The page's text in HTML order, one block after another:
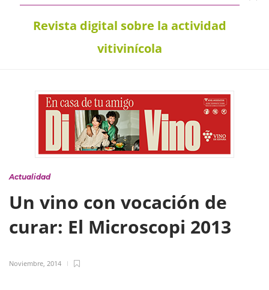
Revista digital sobre la actividad
vitivinícola
Actualidad
Un vino con vocación de
curar: El Microscopi 2013
Noviembre, 2014